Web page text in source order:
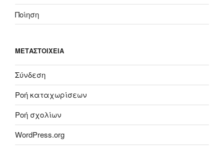
Ποίηση
ΜΕΤΑΣΤΟΙΧΕΊΑ
Σύνδεση
Ροή καταχωρίσεων
Ροή σχολίων
WordPress.org